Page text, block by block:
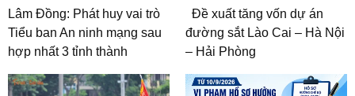
Lâm Đồng: Phát huy vai trò
Tiểu ban An ninh mạng sau
hợp nhất 3 tỉnh thành
Đề xuất tăng vốn dự án
đường sắt Lào Cai – Hà Nội
– Hải Phòng